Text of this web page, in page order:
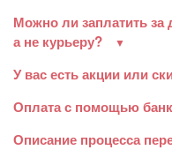
Можно ли заплатить за
а не курьеру?
У вас есть акции или
Оплата с помощью
Описание процесса